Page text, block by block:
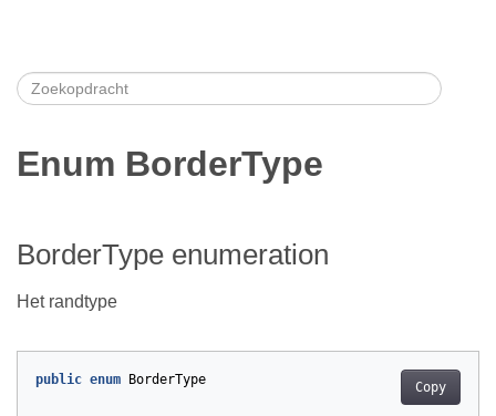
Enum BorderType
BorderType enumeration
Het randtype
Copy
public enum BorderType